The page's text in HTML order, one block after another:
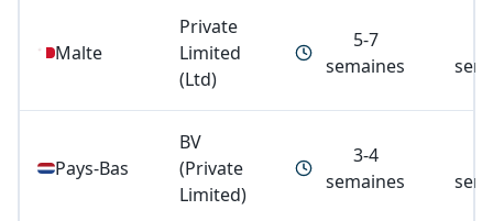
Malte
Private
Limited
(Ltd)
5-7
semaines
Pays-Bas
BV
(Private
Limited)
3-4
semaines